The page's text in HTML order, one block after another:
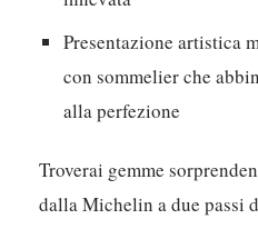
Presentazione artistica
con sommelier che
alla perfezione
Troverai gemme
dalla Michelin a due passi